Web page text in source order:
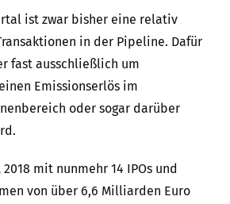
ist zwar bisher eine relativ
in der Pipeline. Dafür
fast ausschließlich um
Emissionserlös im
oder sogar darüber
mit nunmehr 14 IPOs und
von über 6,6 Milliarden Euro